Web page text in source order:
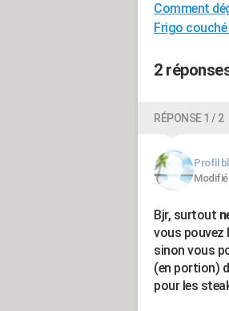
Comment
Frigo
2
RÉPONSE 1 / 2
Profil
Modifié
Bjr, surtout
vous pouvez
sinon vous
(en portion)
pour les